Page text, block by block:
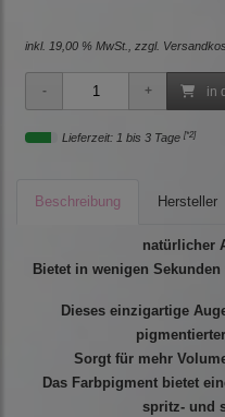
inkl. 19,00 % MwSt., zzgl.
in
Lieferzeit: 1 bis 3 Tage [*2]
Beschreibung Hersteller
natürlicher
Bietet in wenigen
Dieses einzigartige
Sorgt für mehr
Das Farbpigment bietet
spritz- und